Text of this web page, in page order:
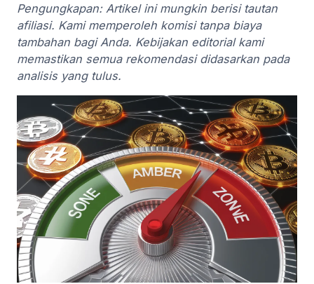
Pengungkapan: Artikel ini mungkin berisi tautan
afiliasi. Kami memperoleh komisi tanpa biaya
tambahan bagi Anda. Kebijakan editorial kami
memastikan semua rekomendasi didasarkan pada
analisis yang tulus.